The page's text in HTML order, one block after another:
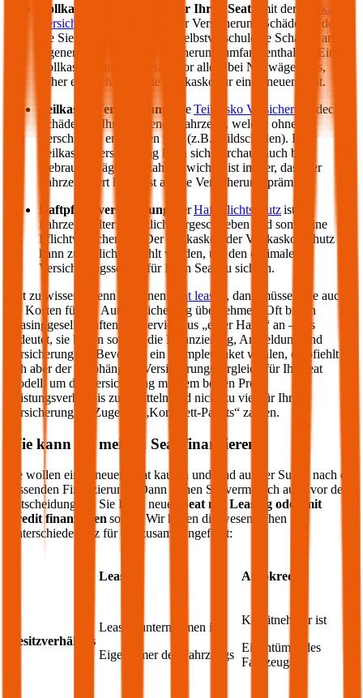
Vollkasko Versicherung für Ihren Seat mit der
Vollkasko
Versicherung
werden von der Versicherung Schäden gedeckt,
die Sie verursachen – auch selbstverschuldete Schäden am
eigenen Auto sind im Versicherungsumfang enthalten. Ein
Vollkaskoschutz zahlt sich vor allem bei Neuwägen aus,
daher empfiehlt sich die Vollkasko für einen neuen
Seat.
Teilkasko Versicherung:
dieTeilkasko Versicherung
deckt
Schäden an Ihrem eigenen Fahrzeug, welche ohne Ihr
Verschulden entstanden sind (z.B. Wildschäden). Eine
Teilkasko Versicherung kann sich durchaus auch bei
Gebrauchtwägen auszahlen: wichtig ist immer, dass der
Fahrzeugwert höher ist als die Versicherungsprämie.
Haftpflichtversicherung
: derHaftpflichtschutzist für
Fahrzeughalter gesetzlich vorgeschrieben und somit eine
Pflichtversicherung. Der Teilkasko oder Vollkasko Schutz
kann zusätzlich gewählt werden, um den optimalen
Versicherungsschutz für Ihren Seat
zu sichern.
Gut zu wissen: Wenn Sie einen
Seat leasen , dann müssen Sie auch
die Kosten für die Autoversicherung übernehmen. Oft bieten
Leasinggesellschaften ein Service aus „einer Hand“ an – das
bedeutet, sie bieten sowohl die Finanzierung, Anmeldung und
Versicherung an. Bevor Sie ein Komplettpaket wählen, empfiehlt
sich aber der unabhängige Versicherungsvergleich für Ihr
Seat
Modell, um die Versicherung mit dem besten Preis-
Leistungsverhältnis zu ermitteln und nicht zu viel für Ihre
Versicherung im Zuge des „Komplett-Pakets“ zahlen.
Wie kann ich meinen Seat finanzieren?
Sie wollen einen neuen Seat kaufen und sind auf der Suche nach der
passenden Finanzierung? Dann stehen Sie vermutlich auch vor der
Entscheidung, ob Sie Ihren neuen
Seat mit Leasing oder mit
Kredit finanzieren sollen. Wir haben die wesentlichen
Unterschiede kurz für Sie zusammengefasst:
Leasing Autokredit
Besitzverhältnis
Leasingunternehmen ist
Eigentümer des Fahrzeugs
Kreditnehmer ist
Eigentümer des
Fahrzeugs